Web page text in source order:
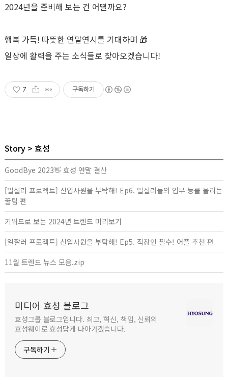
2024년을 준비해 보는 건 어떨까요?
행복 가득! 따뜻한 연말연시를 기대하며 🎁
일상에 활력을 주는 소식들로 찾아오겠습니다!
7 구독하기
Story 효성
GoodBye 2023👋 효성 연말 결산
[일잘러 프로젝트] 신입사원을 부탁해! Ep6. 일잘러들의 업무 능률 올리는
꿀팁 편
키워드로 보는 2024년 트렌드 미리보기
[일잘러 프로젝트] 신입사원을 부탁해! Ep5. 직장인 필수! 어플 추천 편
11월 트렌드 뉴스 모음.zip
미디어 효성 블로그
효성그룹 블로그입니다. 최고, 혁신, 책임, 신뢰의
효성웨이로 효성답게 나아가겠습니다.
구독하기